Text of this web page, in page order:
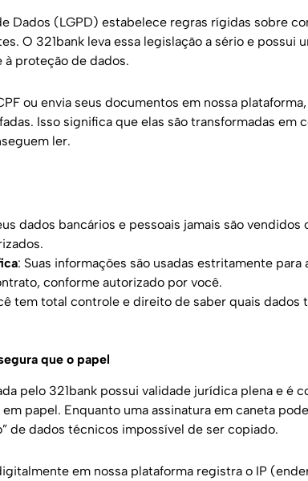
Dados (LGPD) estabelece regras rígidas sobre
O 321bank leva essa legislação a sério e possui
proteção de dados.
ou envia seus documentos em nossa
Isso significa que elas são transformadas em
ler.
dados bancários e pessoais jamais são
: Suas informações são usadas estritamente
conforme autorizado por você.
tem total controle e direito de saber quais dados
que o papel
pelo 321bank possui validade jurídica plena e é
papel. Enquanto uma assinatura em caneta
de dados técnicos impossível de ser copiado.
em nossa plataforma registra o IP